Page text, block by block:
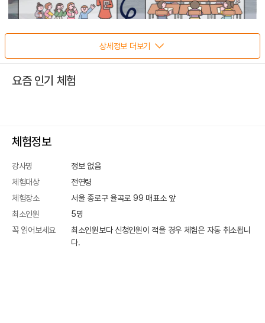
상세정보 더보기
요즘 인기 체험
체험정보
강사명
정보 없음
체험대상
전연령
체험장소
서울 종로구 율곡로 99 매표소 앞
최소인원
5명
꼭 읽어보세요
최소인원보다 신청인원이 적을 경우 체험은 자동 취소됩니
다.